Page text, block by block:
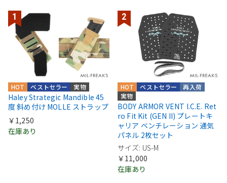
実物
ベストセラー
HOT
Haley Strategic Mandible 45
度 斜め付け MOLLE ストラップ
￥1,250
在庫あり
実物
再入荷
ベストセラー
HOT
BODY ARMOR VENT I.C.E. Ret
ro Fit Kit (GEN II) プレートキ
ャリア ベンチレーション 通気
パネル 2枚セット
サイズ: US-M
￥11,000
在庫あり